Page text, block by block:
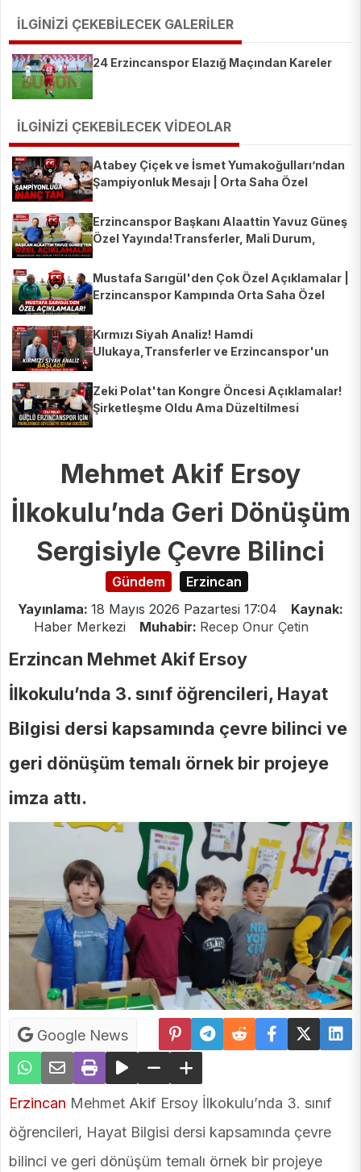
İLGİNİZİ ÇEKEBİLECEK GALERİLER
24 Erzincanspor Elazığ Maçından Kareler
İLGİNİZİ ÇEKEBİLECEK VİDEOLAR
Atabey Çiçek ve İsmet Yumakoğulları’ndan
Şampiyonluk Mesajı | Orta Saha Özel
Erzincanspor Başkanı Alaattin Yavuz Güneş
Özel Yayında!Transferler, Mali Durum,
Mustafa Sarıgül'den Çok Özel Açıklamalar |
Erzincanspor Kampında Orta Saha Özel
Kırmızı Siyah Analiz! Hamdi
Ulukaya,Transferler ve Erzincanspor'un
Zeki Polat'tan Kongre Öncesi Açıklamalar!
Şirketleşme Oldu Ama Düzeltilmesi
Mehmet Akif Ersoy
İlkokulu’nda Geri Dönüşüm
Sergisiyle Çevre Bilinci
Gündem
Erzincan
Yayınlama: 18 Mayıs 2026 Pazartesi 17:04
Kaynak:
Haber Merkezi
Muhabir: Recep Onur Çetin
Erzincan Mehmet Akif Ersoy
İlkokulu’nda 3. sınıf öğrencileri, Hayat
Bilgisi dersi kapsamında çevre bilinci ve
geri dönüşüm temalı örnek bir projeye
imza attı.
Google News
Erzincan Mehmet Akif Ersoy İlkokulu’nda 3. sınıf
öğrencileri, Hayat Bilgisi dersi kapsamında çevre
bilinci ve geri dönüşüm temalı örnek bir projeye